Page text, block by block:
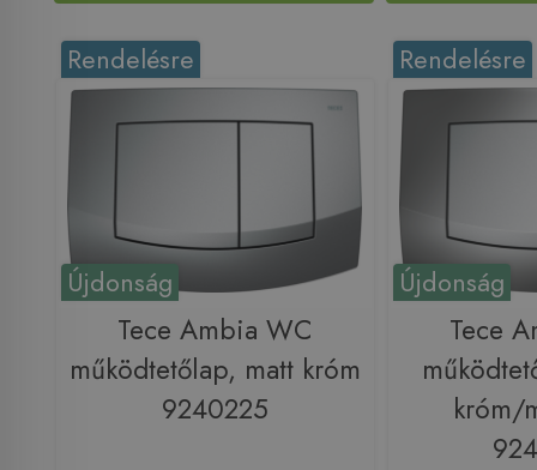
Újdonság
Rendelésre
Tece Ambia WC
működtetőlap, matt króm
9240225
Újdonság
Rendelésre
Tece
króm/